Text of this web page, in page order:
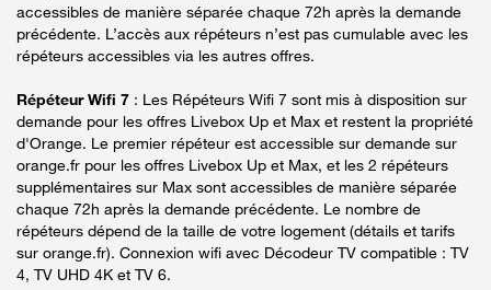
accessibles de manière séparée chaque 72h après la demande
précédente. L’accès aux répéteurs n’est pas cumulable avec les
répéteurs accessibles via les autres offres.
Répéteur Wifi 7 : Les Répéteurs Wifi 7 sont mis à disposition sur
demande pour les offres Livebox Up et Max et restent la propriété
d'Orange. Le premier répéteur est accessible sur demande sur
orange.fr pour les offres Livebox Up et Max, et les 2 répéteurs
supplémentaires sur Max sont accessibles de manière séparée
chaque 72h après la demande précédente. Le nombre de
répéteurs dépend de la taille de votre logement (détails et tarifs
sur orange.fr). Connexion wifi avec Décodeur TV compatible : TV
4, TV UHD 4K et TV 6.